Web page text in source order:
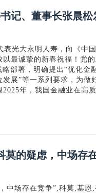
记、董事长张晨松
表光大永明人寿，向《中
最诚挚的新春祝福！党
部署，明确提出“优化金
展”等一系列要求，为做
年，我国金融业在高
莫的疑虑，中场存
中场存在竞争”,科莫,基恩